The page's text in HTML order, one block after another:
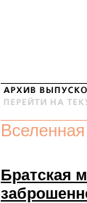
Вселенная
Братская